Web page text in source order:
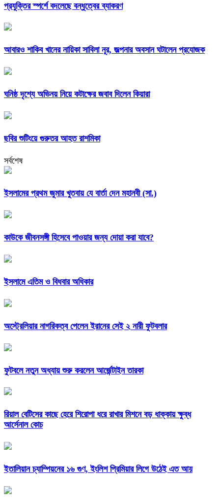
প্রযুক্তির স্পর্শে বদলেছে বন্ধুত্বের ব্যাকরণ
আবারও শাকিব খানের নায়িকা সাবিলা নূর, জল্পনার অবসান ঘটালেন প্রযোজক
ঘনিষ্ঠ দৃশ্যে অভিনয় নিয়ে কটাক্ষের জবাব দিলেন কিয়ারা
ছবির শুটিংয়ে গুরুতর আহত রাশমিকা
সর্বশেষ
ইসলামের প্রথম জুমার খুতবায় যে বার্তা দেন মহানবী (সা.)
কাউকে জীবনসঙ্গী হিসেবে পাওয়ার জন্য দোয়া করা যাবে?
ইসলামে এতিম ও বিধবার অধিকার
অস্ট্রেলিয়ার নাগরিকত্ব পেলেন ইরানের সেই ২ নারী ফুটবলার
ফুটবলে নতুন অধ্যায় শুরু করলেন আর্জেন্টাইন তারকা
রিয়াল বেটিসের কাছে হেরে শিরোপা ধরে রাখার মিশনে বড় ধাক্কায় ক্ষুব্ধ
আর্সেনাল কোচ
ইতালিয়ান চ্যাম্পিয়নের ১৬ গুণ, ইংলিশ প্রিমিয়ার লিগে উঠেই এত আয়